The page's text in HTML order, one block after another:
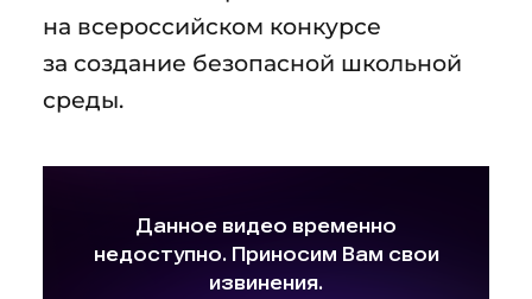
на всероссийском конкурсе
за создание безопасной школьной
среды.